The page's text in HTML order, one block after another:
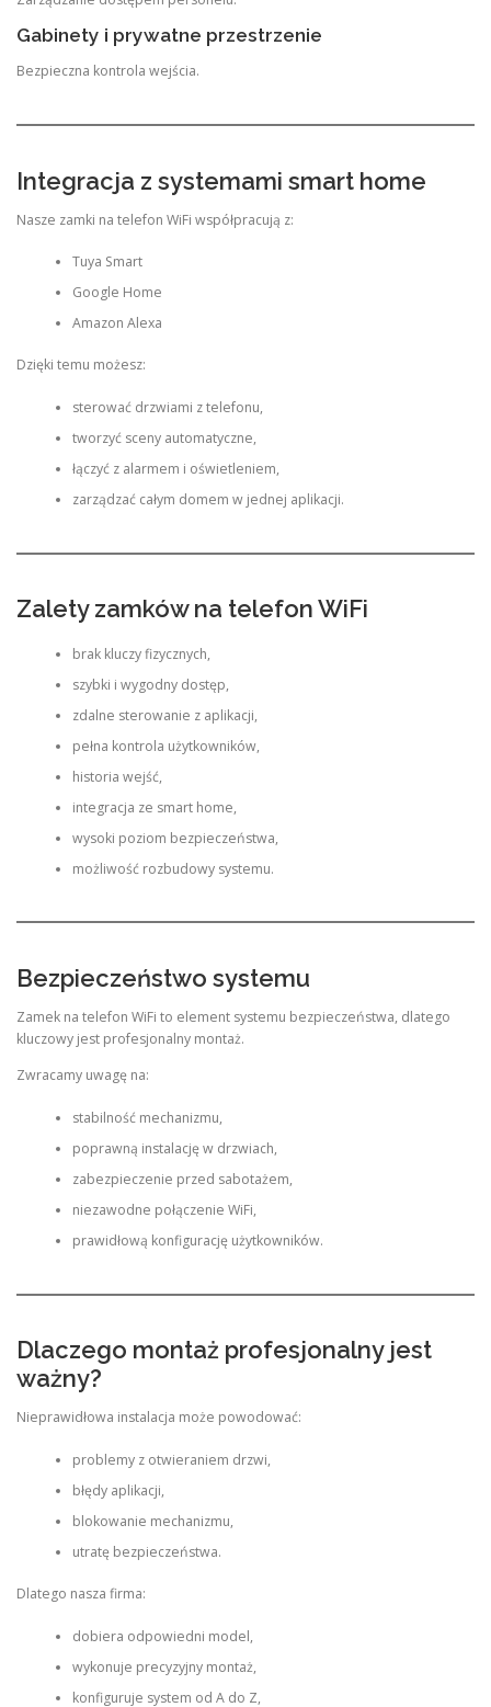
Gabinety i prywatne przestrzenie
Bezpieczna kontrola wejścia.
Integracja z systemami smart home
Nasze zamki na telefon WiFi współpracują z:
Tuya Smart
Google Home
Amazon Alexa
Dzięki temu możesz:
sterować drzwiami z telefonu,
tworzyć sceny automatyczne,
łączyć z alarmem i oświetleniem,
zarządzać całym domem w jednej aplikacji.
Zalety zamków na telefon WiFi
brak kluczy fizycznych,
szybki i wygodny dostęp,
zdalne sterowanie z aplikacji,
pełna kontrola użytkowników,
historia wejść,
integracja ze smart home,
wysoki poziom bezpieczeństwa,
możliwość rozbudowy systemu.
Bezpieczeństwo systemu
Zamek na telefon WiFi to element systemu bezpieczeństwa, dlatego
kluczowy jest profesjonalny montaż.
Zwracamy uwagę na:
stabilność mechanizmu,
poprawną instalację w drzwiach,
zabezpieczenie przed sabotażem,
niezawodne połączenie WiFi,
prawidłową konfigurację użytkowników.
Dlaczego montaż profesjonalny jest
ważny?
Nieprawidłowa instalacja może powodować:
problemy z otwieraniem drzwi,
błędy aplikacji,
blokowanie mechanizmu,
utratę bezpieczeństwa.
Dlatego nasza firma:
dobiera odpowiedni model,
wykonuje precyzyjny montaż,
konfiguruje system od A do Z,